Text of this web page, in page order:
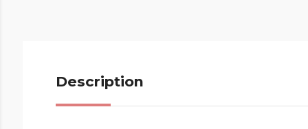
Description